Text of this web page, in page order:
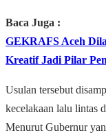
Baca Juga :
GEKRAFS Aceh
Kreatif Jadi Pilar
Usulan tersebut
kecelakaan lalu lintas
Menurut Gubernur